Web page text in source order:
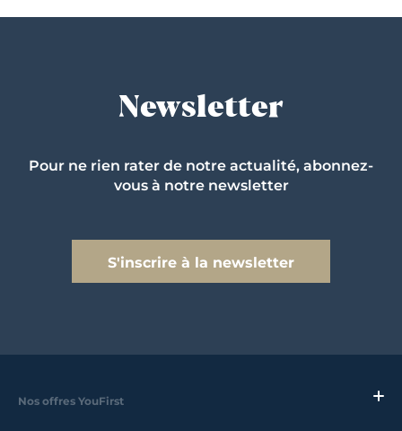
Newsletter
Pour ne rien rater de notre actualité, abonnez-
vous à notre newsletter
S'inscrire à la newsletter
Nos offres YouFirst